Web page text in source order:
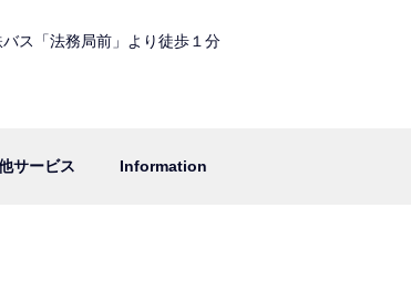
ス「法務局前」より徒歩１分
サービス Information